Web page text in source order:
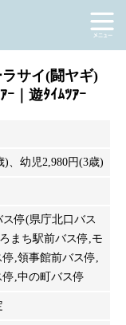
サイ(闘ヤギ)
｜遊ﾀｲﾑﾂｱｰ
)、幼児2,980円(3歳)
停(県庁北口バス
まち駅前バス停,モ
,領事館前バス停,
,中の町バス停